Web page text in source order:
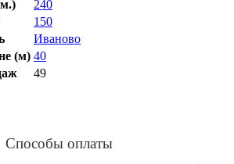
240
150
Иваново
(м) 40
49
Способы оплаты